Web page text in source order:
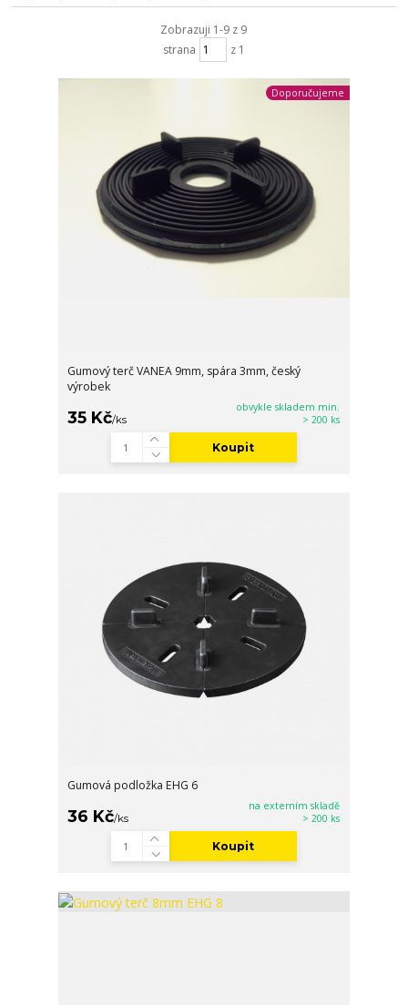
Zobrazuji 1-9 z 9
strana
z 1
Doporučujeme
Gumový terč VANEA 9mm, spára 3mm, český
výrobek
35 Kč/ks
obvykle skladem min.
> 200 ks
Koupit
Gumová podložka EHG 6
36 Kč/ks
na externím skladě
> 200 ks
Koupit